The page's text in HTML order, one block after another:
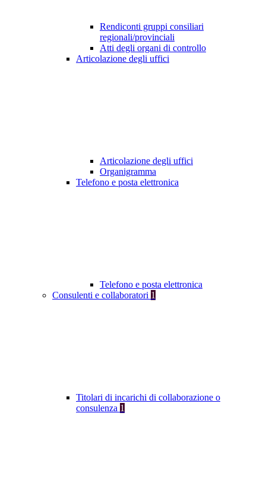
Rendiconti gruppi consiliari
regionali/provinciali
Atti degli organi di controllo
Articolazione degli uffici
Articolazione degli uffici
Organigramma
Telefono e posta elettronica
Telefono e posta elettronica
Consulenti e collaboratori 1
Titolari di incarichi di collaborazione o
consulenza 1